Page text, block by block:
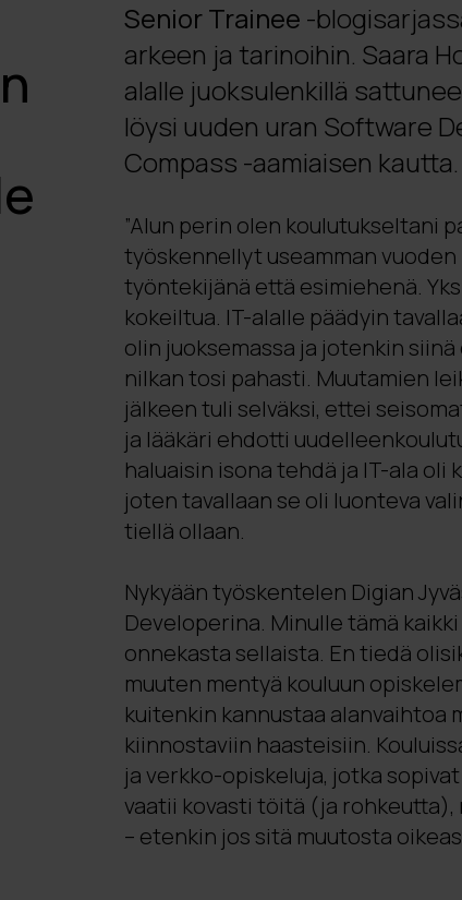
Senior Trainee -
arkeen ja tarinoihin. Saara
alalle juoksulenkillä
löysi uuden uran Software
Compass -aamiaisen kautta.
”Alun perin olen koulutukseltani
työskennellyt useamman vuoden
työntekijänä että esimiehenä.
kokeiltua. IT-alalle päädyin
olin juoksemassa ja jotenkin
nilkan tosi pahasti. Muutamien
jälkeen tuli selväksi, ettei
ja lääkäri ehdotti
haluaisin isona tehdä ja IT-ala
joten tavallaan se oli luonteva
tiellä ollaan.
Nykyään työskentelen Digian
Developerina. Minulle tämä
onnekasta sellaista. En tiedä
muuten mentyä kouluun
kuitenkin kannustaa
kiinnostaviin haasteisiin.
ja verkko-opiskeluja, jotka
vaatii kovasti töitä (ja
– etenkin jos sitä muutosta